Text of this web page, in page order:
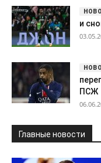
и
ПСЖ
Главные новости